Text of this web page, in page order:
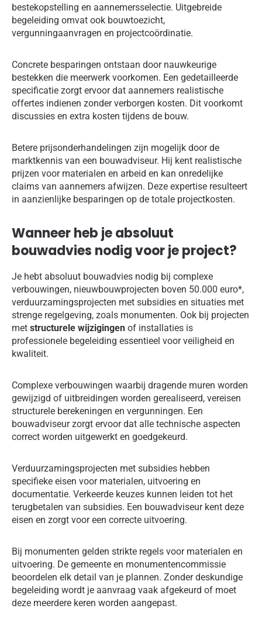
bestekopstelling en aannemersselectie. Uitgebreide
begeleiding omvat ook bouwtoezicht,
vergunningaanvragen en projectcoördinatie.
Concrete besparingen ontstaan door nauwkeurige
bestekken die meerwerk voorkomen. Een gedetailleerde
specificatie zorgt ervoor dat aannemers realistische
offertes indienen zonder verborgen kosten. Dit voorkomt
discussies en extra kosten tijdens de bouw.
Betere prijsonderhandelingen zijn mogelijk door de
marktkennis van een bouwadviseur. Hij kent realistische
prijzen voor materialen en arbeid en kan onredelijke
claims van aannemers afwijzen. Deze expertise resulteert
in aanzienlijke besparingen op de totale projectkosten.
Wanneer heb je absoluut
bouwadvies nodig voor je project?
Je hebt absoluut bouwadvies nodig bij complexe
verbouwingen, nieuwbouwprojecten boven 50.000 euro*,
verduurzamingsprojecten met subsidies en situaties met
strenge regelgeving, zoals monumenten. Ook bij projecten
met structurele wijzigingen of installaties is
professionele begeleiding essentieel voor veiligheid en
kwaliteit.
Complexe verbouwingen waarbij dragende muren worden
gewijzigd of uitbreidingen worden gerealiseerd, vereisen
structurele berekeningen en vergunningen. Een
bouwadviseur zorgt ervoor dat alle technische aspecten
correct worden uitgewerkt en goedgekeurd.
Verduurzamingsprojecten met subsidies hebben
specifieke eisen voor materialen, uitvoering en
documentatie. Verkeerde keuzes kunnen leiden tot het
terugbetalen van subsidies. Een bouwadviseur kent deze
eisen en zorgt voor een correcte uitvoering.
Bij monumenten gelden strikte regels voor materialen en
uitvoering. De gemeente en monumentencommissie
beoordelen elk detail van je plannen. Zonder deskundige
begeleiding wordt je aanvraag vaak afgekeurd of moet
deze meerdere keren worden aangepast.